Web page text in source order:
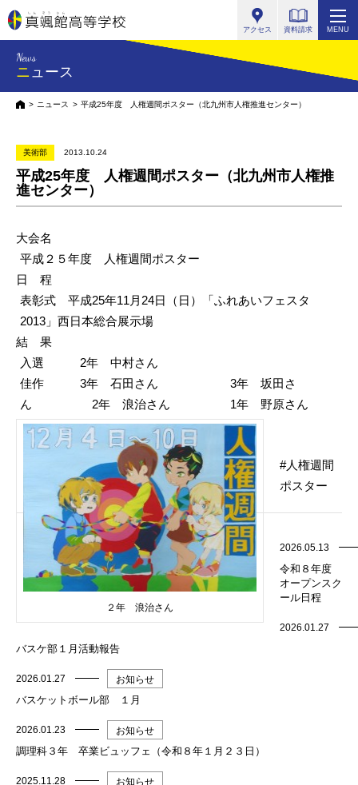
アクセス 資料請求 MENU
News
ニュース
HOMEニュース 平成25年度 人権週間ポスター（北九州市人権推進センター）
美術部 2013.10.24
平成25年度 人権週間ポスター（北九州市人権推
進センター）
大会名
平成２５年度 人権週間ポスター
日 程
表彰式 平成25年11月24日（日）「ふれあいフェスタ
2013」西日本総合展示場
結 果
入選 2年 中村さん
佳作 3年 石田さん 3年 坂田さ
ん 2年 浪治さん 1年 野原さん
２年 浪治さん
人権週間
ポスター
2026.05.13
令和８年度
オープンスク
ール日程
2026.01.27
バスケ部１月活動報告
2026.01.27 お知らせ
バスケットボール部 １月
2026.01.23 お知らせ
調理科３年 卒業ビュッフェ（令和８年１月２３日）
2025.11.28 お知らせ